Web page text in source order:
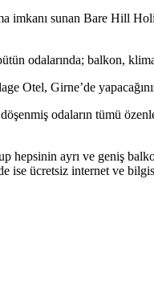
imkanı sunan Bare
odalarında; balkon,
Otel, Girne’de
odaların tümü
hepsinin ayrı ve geniş
ise ücretsiz internet ve